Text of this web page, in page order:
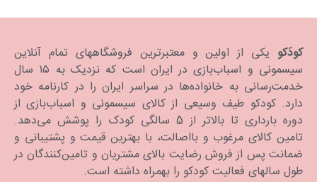
کودَکو یکی از اولین و معتبرترین فروشگاههای تمام آنلاین
سیسمونی و اسباب‌بازی در ایران است که نزدیک به ۱۵ سال
خدمت‌رسانی به خانواده‌ها در سراسر ایران را در کارنامه خود
دارد. كودكو طیف وسیعی از کالای سیسمونی و اسباب‌بازی از
دوره بارداری تا بالاتر از 5 سالگی کودک را پوشش می‌دهد.
تامین کالای مرغوب و بااصالت، با بهترین قیمت و پشتیبانی و
ضمانت پس از فروش رضایت بالای مشتریان و تامین‌کنندگان در
طول سالهای فعالیت کودکو را بهمراه داشته است.